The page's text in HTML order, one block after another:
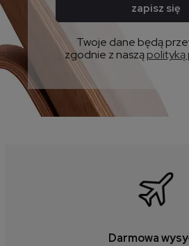
zapisz się
Twoje dane będą
zgodnie z nasząpolityką
Darmowa